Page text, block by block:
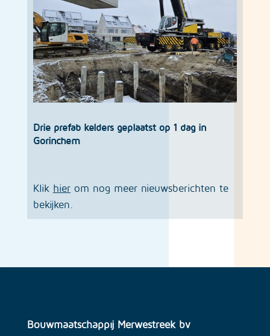
Drie prefab kelders geplaatst op 1 dag in
Gorinchem
Klik hierom nog meer nieuwsberichten te
bekijken.
Bouwmaatschappij Merwestreek bv